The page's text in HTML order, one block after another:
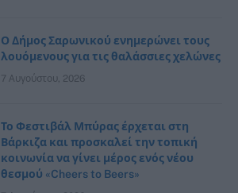
Ο Δήμος Σαρωνικού ενημερώνει τους
λουόμενους για τις θαλάσσιες χελώνες
7 Αυγούστου, 2026
Το Φεστιβάλ Μπύρας έρχεται στη
Βάρκιζα και προσκαλεί την τοπική
κοινωνία να γίνει μέρος ενός νέου
θεσμού «Cheers to Beers»